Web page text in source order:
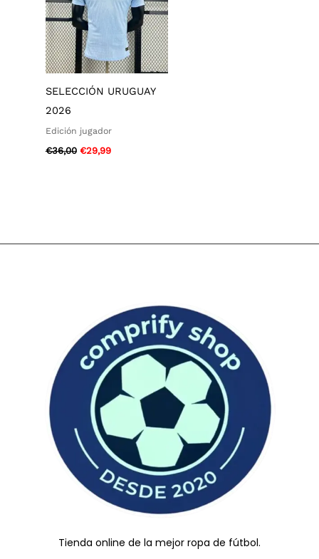
SELECCIÓN URUGUAY
2026
Edición jugador
€36,00 €29,99
Tienda online de la mejor ropa de fútbol.